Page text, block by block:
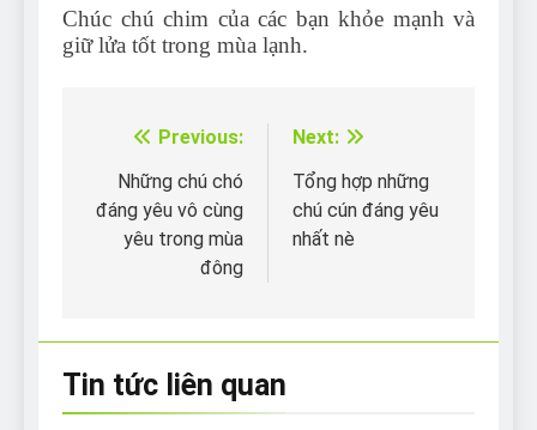
Chúc chú chim của các bạn khỏe mạnh và
giữ lửa tốt trong mùa lạnh.
Điều
hướng
Previous:
Những chú chó
đáng yêu vô cùng
yêu trong mùa
đông
Next:
Tổng hợp những
chú cún đáng yêu
nhất nè
Tin tức liên quan